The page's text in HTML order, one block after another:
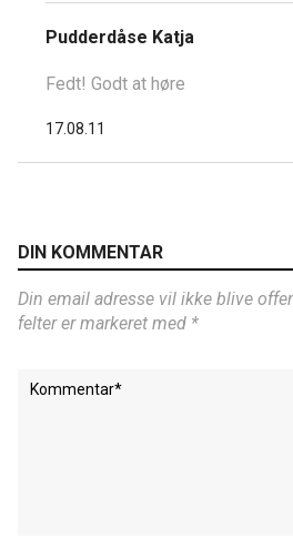
Pudderdåse Katja
Fedt! Godt at høre
17.08.11
DIN KOMMENTAR
Din email adresse vil ikke blive
felter er markeret med *